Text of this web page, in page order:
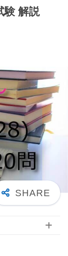
験 解説